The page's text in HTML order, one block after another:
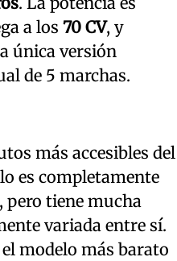
a los 70 CV, y
única versión
de 5 marchas.
más accesibles del
es completamente
tiene mucha
variada entre sí.
modelo más barato